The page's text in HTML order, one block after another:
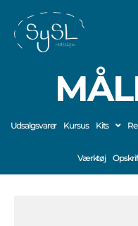
indholdet
Udsalgsvarer Kursus Kits
Værktøj